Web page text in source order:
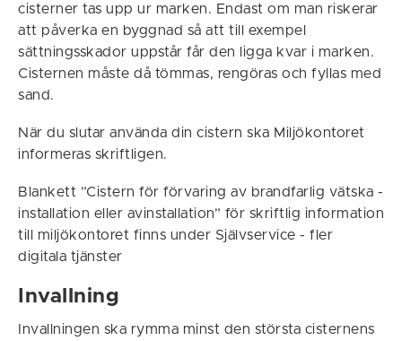
cisterner tas upp ur marken. Endast om man riskerar
att påverka en byggnad så att till exempel
sättningsskador uppstår får den ligga kvar i marken.
Cisternen måste då tömmas, rengöras och fyllas med
sand.
När du slutar använda din cistern ska Miljökontoret
informeras skriftligen.
Blankett ”Cistern för förvaring av brandfarlig vätska -
installation eller avinstallation” för skriftlig information
till miljökontoret finns under Självservice - fler
digitala tjänster
Invallning
Invallningen ska rymma minst den största cisternens